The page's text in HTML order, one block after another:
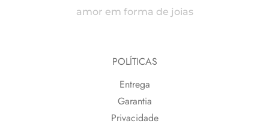
amor em forma de joias
POLÍTICAS
Entrega
Garantia
Privacidade